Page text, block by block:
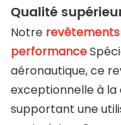
Qualité
Notre revêtements
performance
aéronautique, ce
exceptionnelle à la
supportant une